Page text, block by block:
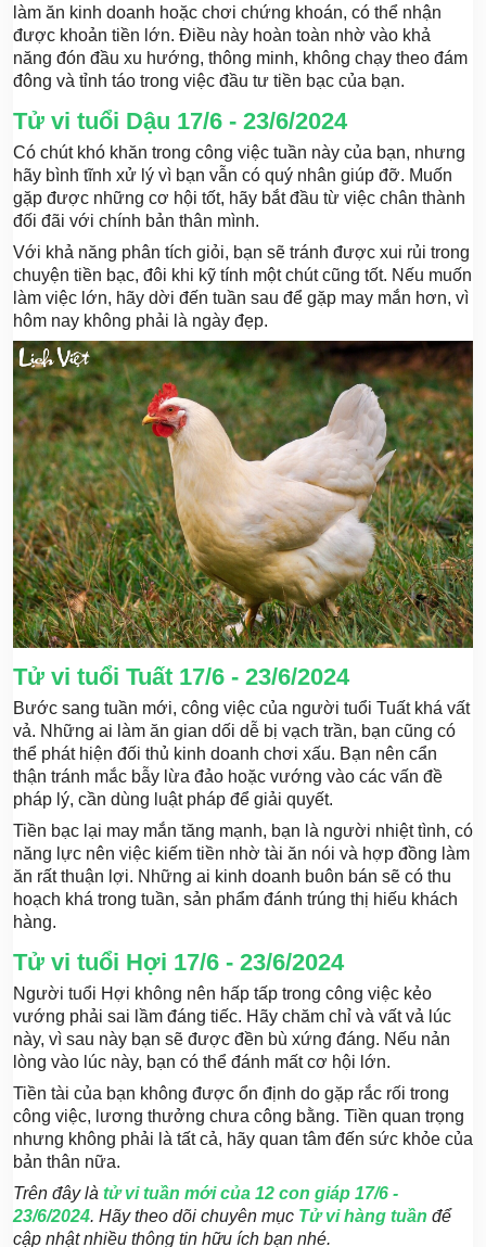
làm ăn kinh doanh hoặc chơi chứng khoán, có thể nhận
được khoản tiền lớn. Điều này hoàn toàn nhờ vào khả
năng đón đầu xu hướng, thông minh, không chạy theo đám
đông và tỉnh táo trong việc đầu tư tiền bạc của bạn.
Tử vi tuổi Dậu 17/6 - 23/6/2024
Có chút khó khăn trong công việc tuần này của bạn, nhưng
hãy bình tĩnh xử lý vì bạn vẫn có quý nhân giúp đỡ. Muốn
gặp được những cơ hội tốt, hãy bắt đầu từ việc chân thành
đối đãi với chính bản thân mình.
Với khả năng phân tích giỏi, bạn sẽ tránh được xui rủi trong
chuyện tiền bạc, đôi khi kỹ tính một chút cũng tốt. Nếu muốn
làm việc lớn, hãy dời đến tuần sau để gặp may mắn hơn, vì
hôm nay không phải là ngày đẹp.
Tử vi tuổi Tuất 17/6 - 23/6/2024
Bước sang tuần mới, công việc của người tuổi Tuất khá vất
vả. Những ai làm ăn gian dối dễ bị vạch trần, bạn cũng có
thể phát hiện đối thủ kinh doanh chơi xấu. Bạn nên cẩn
thận tránh mắc bẫy lừa đảo hoặc vướng vào các vấn đề
pháp lý, cần dùng luật pháp để giải quyết.
Tiền bạc lại may mắn tăng mạnh, bạn là người nhiệt tình, có
năng lực nên việc kiếm tiền nhờ tài ăn nói và hợp đồng làm
ăn rất thuận lợi. Những ai kinh doanh buôn bán sẽ có thu
hoạch khá trong tuần, sản phẩm đánh trúng thị hiếu khách
hàng.
Tử vi tuổi Hợi 17/6 - 23/6/2024
Người tuổi Hợi không nên hấp tấp trong công việc kẻo
vướng phải sai lầm đáng tiếc. Hãy chăm chỉ và vất vả lúc
này, vì sau này bạn sẽ được đền bù xứng đáng. Nếu nản
lòng vào lúc này, bạn có thể đánh mất cơ hội lớn.
Tiền tài của bạn không được ổn định do gặp rắc rối trong
công việc, lương thưởng chưa công bằng. Tiền quan trọng
nhưng không phải là tất cả, hãy quan tâm đến sức khỏe của
bản thân nữa.
Trên đây là tử vi tuần mới của 12 con giáp 17/6 -
23/6/2024. Hãy theo dõi chuyên mục Tử vi hàng tuần để
cập nhật nhiều thông tin hữu ích bạn nhé.